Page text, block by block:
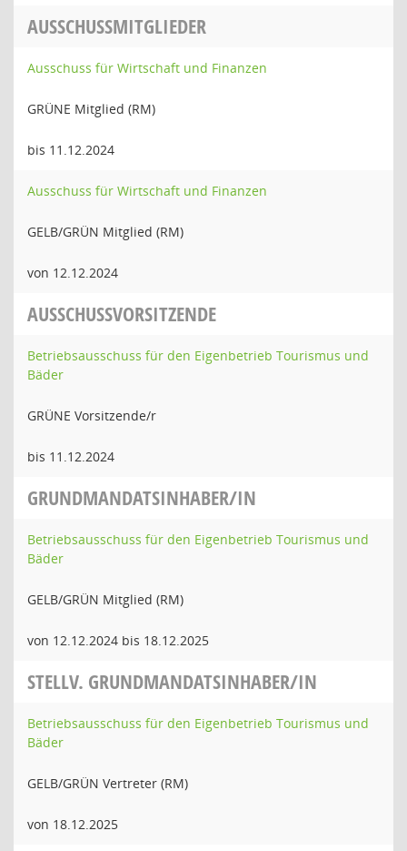
AUSSCHUSSMITGLIEDER
Ausschuss für Wirtschaft und Finanzen
GRÜNE Mitglied (RM)
bis 11.12.2024
Ausschuss für Wirtschaft und Finanzen
GELB/GRÜN Mitglied (RM)
von 12.12.2024
AUSSCHUSSVORSITZENDE
Betriebsausschuss für den Eigenbetrieb Tourismus und
Bäder
GRÜNE Vorsitzende/r
bis 11.12.2024
GRUNDMANDATSINHABER/IN
Betriebsausschuss für den Eigenbetrieb Tourismus und
Bäder
GELB/GRÜN Mitglied (RM)
von 12.12.2024 bis 18.12.2025
STELLV. GRUNDMANDATSINHABER/IN
Betriebsausschuss für den Eigenbetrieb Tourismus und
Bäder
GELB/GRÜN Vertreter (RM)
von 18.12.2025